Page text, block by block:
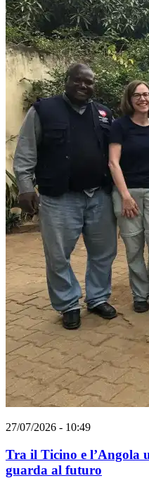
27/07/2026 - 10:49
Tra il Ticino e l’Angola
guarda al futuro